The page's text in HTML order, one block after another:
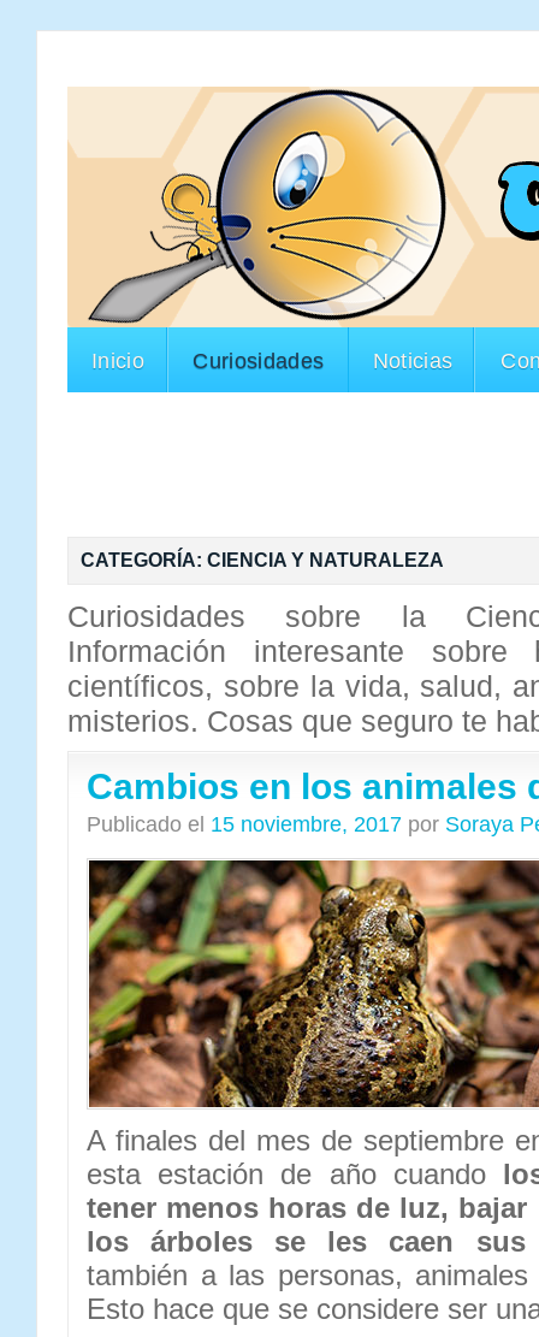
Inicio Curiosidades Noticias
CATEGORÍA: CIENCIA Y NATURALEZA
Curiosidades sobre la
Información interesante
científicos, sobre la vida, salud,
misterios. Cosas que seguro te
Cambios en los animales
Publicado el 15 noviembre, 2017 por Soraya
A finales del mes de septiembre
esta estación de año cuando
tener menos horas de luz, bajar
los árboles se les caen
también a las personas,
Esto hace que se considere ser